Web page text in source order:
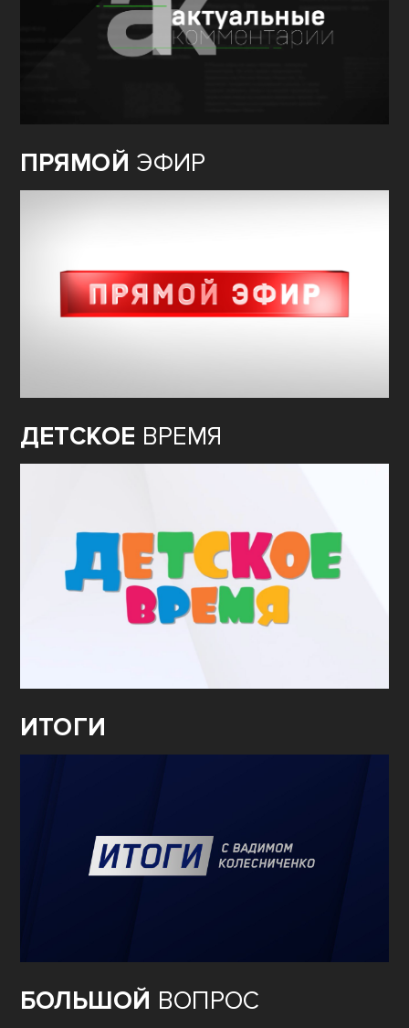
ПРЯМОЙ ЭФИР
ДЕТСКОЕ ВРЕМЯ
ИТОГИ
БОЛЬШОЙ ВОПРОС